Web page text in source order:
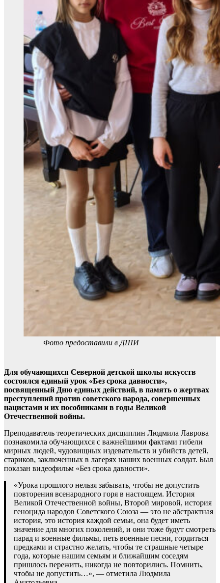
Фото предоставили в ДШИ
Для обучающихся Северной детской школы искусств
состоялся единый урок «Без срока давности»,
посвященный Дню единых действий, в память о жертвах
преступлений против советского народа, совершенных
нацистами и их пособниками в годы Великой
Отечественной войны.
Преподаватель теоретических дисциплин Людмила Лаврова
познакомила обучающихся с важнейшими фактами гибели
мирных людей, чудовищных издевательств и убийств детей,
стариков, заключенных в лагерях наших военных солдат. Был
показан видеофильм «Без срока давности».
«Урока прошлого нельзя забывать, чтобы не допустить
повторения всенародного горя в настоящем. История
Великой Отечественной войны, Второй мировой, история
геноцида народов Советского Союза — это не абстрактная
история, это история каждой семьи, она будет иметь
значение для многих поколений, и они тоже будут смотреть
парад и военные фильмы, петь военные песни, гордиться
предками и страстно желать, чтобы те страшные четыре
года, которые нашим семьям и ближайшим соседям
пришлось пережить, никогда не повторились. Помнить,
чтобы не допустить…», — отметила Людмила